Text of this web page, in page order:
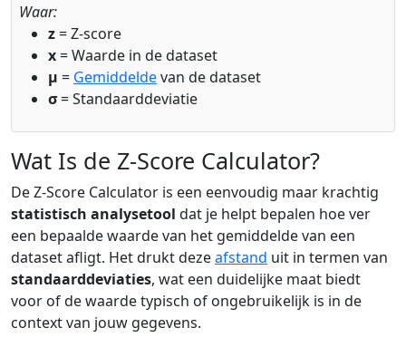
Waar:
z= Z-score
x= Waarde in de dataset
μ = Gemiddeldevan de dataset
σ= Standaarddeviatie
Wat Is de Z-Score Calculator?
De Z-Score Calculator is een eenvoudig maar krachtig
statistisch analysetool dat je helpt bepalen hoe ver
een bepaalde waarde van het gemiddelde van een
dataset afligt. Het drukt dezeafstand uit in termen van
standaarddeviaties, wat een duidelijke maat biedt
voor of de waarde typisch of ongebruikelijk is in de
context van jouw gegevens.